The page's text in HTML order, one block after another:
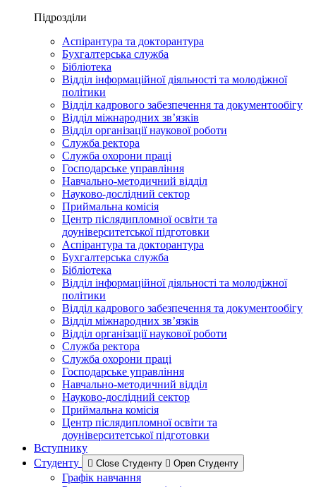
Підрозділи
Аспірантура та докторантура
Бухгалтерська служба
Бібліотека
Відділ інформаційної діяльності та молодіжної
політики
Відділ кадрового забезпечення та документообігу
Відділ міжнародних зв’язків
Відділ організації наукової роботи
Служба ректора
Служба охорони праці
Господарське управління
Навчально-методичний відділ
Науково-дослідний сектор
Приймальна комісія
Центр післядипломної освіти та
доуніверситетської підготовки
Аспірантура та докторантура
Бухгалтерська служба
Бібліотека
Відділ інформаційної діяльності та молодіжної
політики
Відділ кадрового забезпечення та документообігу
Відділ міжнародних зв’язків
Відділ організації наукової роботи
Служба ректора
Служба охорони праці
Господарське управління
Навчально-методичний відділ
Науково-дослідний сектор
Приймальна комісія
Центр післядипломної освіти та
доуніверситетської підготовки
Вступнику
Студенту
Close Студенту Open Студенту
Графік навчання